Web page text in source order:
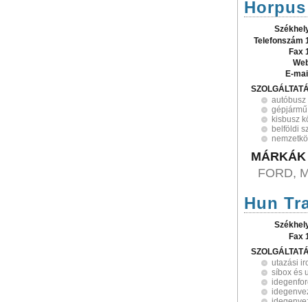
Telefonszám
Fax
E-
kisbusz
belföldi
MÁRKÁK
FORD,
Hun
Fax
utazási
síbox és